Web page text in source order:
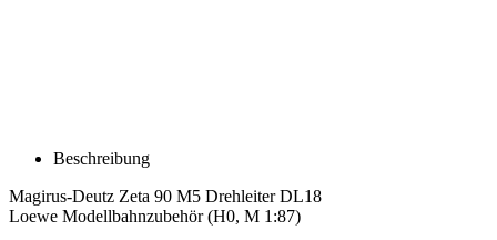
Beschreibung
Magirus-Deutz Zeta 90 M5 Drehleiter DL18
Loewe Modellbahnzubehör (H0, M 1:87)